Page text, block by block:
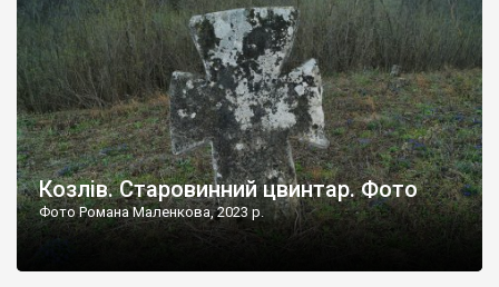
Козлів. Старовинний цвинтар. Фото
Фото Романа Маленкова, 2023 р.